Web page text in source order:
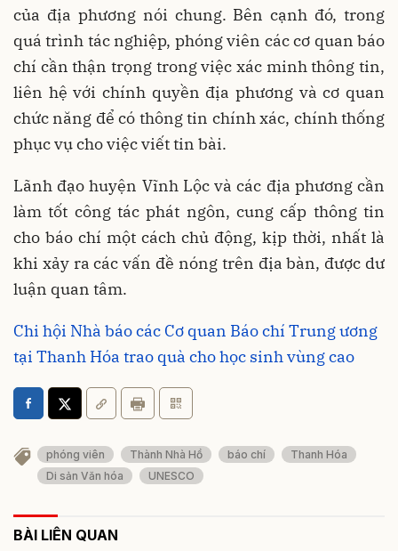
của địa phương nói chung. Bên cạnh đó, trong
quá trình tác nghiệp, phóng viên các cơ quan báo
chí cần thận trọng trong việc xác minh thông tin,
liên hệ với chính quyền địa phương và cơ quan
chức năng để có thông tin chính xác, chính thống
phục vụ cho việc viết tin bài.
Lãnh đạo huyện Vĩnh Lộc và các địa phương cần
làm tốt công tác phát ngôn, cung cấp thông tin
cho báo chí một cách chủ động, kịp thời, nhất là
khi xảy ra các vấn đề nóng trên địa bàn, được dư
luận quan tâm.
Chi hội Nhà báo các Cơ quan Báo chí Trung ương
tại Thanh Hóa trao quà cho học sinh vùng cao
phóng viên Thành Nhà Hồ báo chí
Thanh Hóa
Di sản Văn hóa
UNESCO
BÀI LIÊN QUAN